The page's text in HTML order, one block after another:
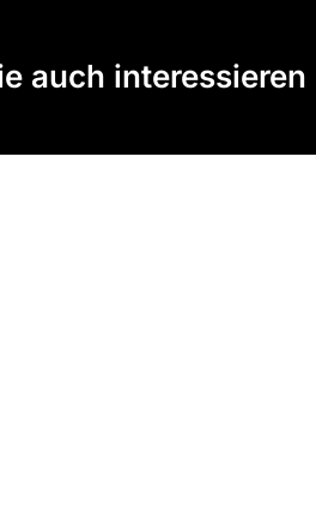
auch interessieren